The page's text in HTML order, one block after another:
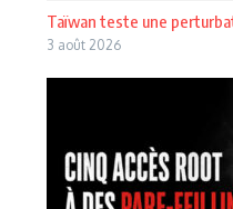
Taïwan teste une
3 août 2026